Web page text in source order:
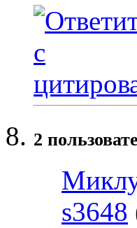
2
s3648